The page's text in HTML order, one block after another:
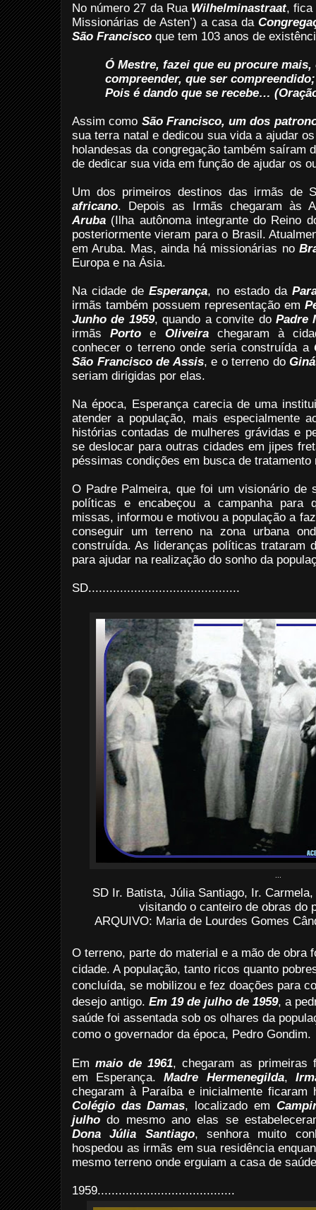
No número 27 da Rua Wilhelminastraat, fica
Missionárias de Asten’) a casa da
São Francisco que tem 103 anos de
Ó Mestre, fazei que eu procure
compreender, que ser
Pois é dando que se recebe…
Assim como São Francisco, um dos
sua terra natal e dedicou sua vida a ajudar
holandesas da congregação também saíram
de dedicar sua vida em função de ajudar os
Um dos primeiros destinos das irmãs de
africano. Depois as Irmãs chegaram às
Aruba (Ilha autônoma integrante do Reino
posteriormente vieram para o Brasil.
em Aruba. Mas, ainda há missionárias no
Europa e na Ásia.
Na cidade deEsperança, no estado da
irmãs também possuem representação em
Junho de 1959, quando a convite do Padre
irmãsPorto e Oliveirachegaram à
conhecer o terreno onde seria construída a
São Francisco de Assis, e o terreno do
seriam dirigidas por elas.
Na época, Esperança carecia de uma
atender a população, mais especialmente
histórias contadas de mulheres grávidas e
se deslocar para outras cidades em jipes
péssimas condições em busca de
O Padre Palmeira, que foi um visionário de
políticas e encabeçou a campanha para
missas, informou e motivou a população a
conseguir um terreno na zona urbana
construída. As lideranças políticas trataram
para ajudar na realização do sonho da
SD...........................................
SD Ir. Batista, Júlia Santiago, Ir.
visitando o canteiro de obras do
ARQUIVO: Maria de Lourdes Gomes
O terreno, parte do material e a mão de obra
cidade. A população, tanto ricos quanto
concluída, se mobilizou e fez doações para
desejo antigo. Em 19 de julho de 1959, a
saúde foi assentada sob os olhares da
como o governador da época, Pedro Gondim.
Em maio de 1961, chegaram as primeiras
em Esperança.Madre Hermenegilda,
chegaram à Paraíba e inicialmente ficaram
Colégio das Damas, localizado em
julho do mesmo ano elas se
Dona Júlia Santiago, senhora muito
hospedou as irmãs em sua residência
mesmo terreno onde erguiam a casa de
1959.......................................